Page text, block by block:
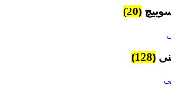
سوییچ (20)
(128)